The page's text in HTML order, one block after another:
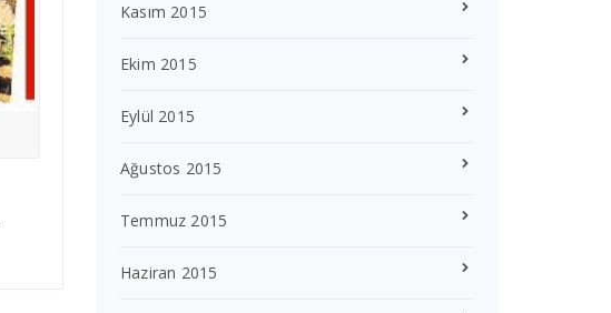
Kasım 2015
Ekim 2015
Eylül 2015
Ağustos 2015
Temmuz 2015
Haziran 2015